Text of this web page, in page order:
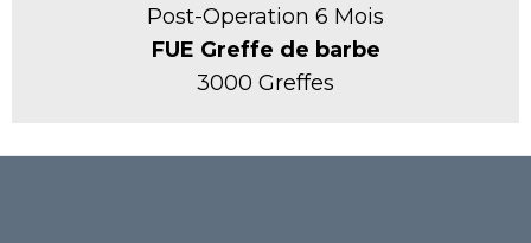
Post-Operation 6 Mois
FUE Greffe de barbe
3000 Greffes